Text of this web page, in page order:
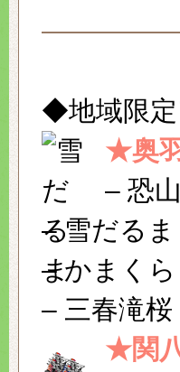
◆地域限定
★奥
– 恐山
– 雪だるま
– かまくら
– 三春滝桜
★関